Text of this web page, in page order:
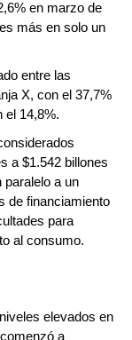
en marzo de
más en solo un
entre las
X, con el 37,7%
el 14,8%.
a $1.542 billones
paralelo a un
de financiamiento
para
al consumo.
elevados en
a